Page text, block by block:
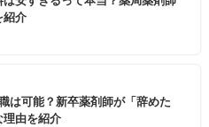
紹介
は可能？新卒薬剤師が「辞めた
理由を紹介